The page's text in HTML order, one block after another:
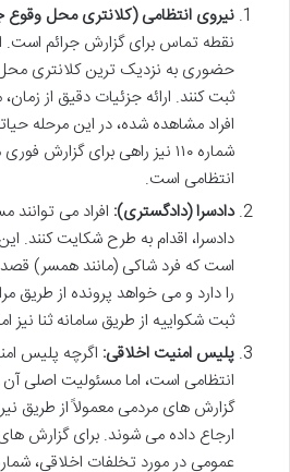
نیروی انتظامی (کلانتری محل وقوع
نقطه تماس برای گزارش جرائم است.
حضوری به نزدیک ترین کلانتری
ثبت کنند. ارائه جزئیات دقیق از
افراد مشاهده شده، در این مرحله
شماره ۱۱۰ نیز راهی برای
انتظامی است.
دادسرا (دادگستری): افراد می توانند
دادسرا، اقدام به طرح شکایت کنند.
است که فرد شاکی (مانند همسر)
را دارد و می خواهد پرونده از
ثبت شکواییه از طریق سامانه ثنا نیز
پلیس امنیت اخلاقی: اگرچه پلیس
انتظامی است، اما مسئولیت اصلی آن
گزارش های مردمی معمولاً از طریق
ارجاع داده می شوند. برای گزارش